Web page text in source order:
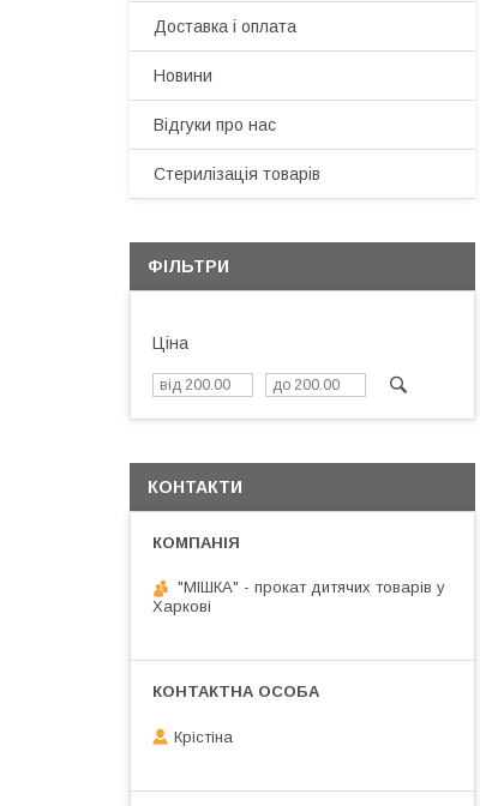
Доставка і оплата
Новини
Відгуки про нас
Стерилізація товарів
ФІЛЬТРИ
Ціна
КОНТАКТИ
"МІШКА" - прокат дитячих товарів у
Харкові
Крістіна